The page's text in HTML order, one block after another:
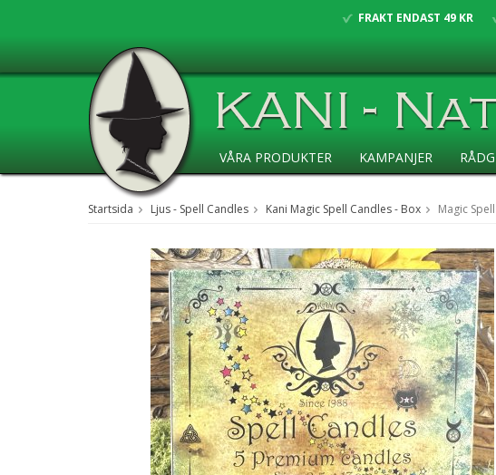
FRAKT ENDAST 49 KR
VÅRA PRODUKTER KAMPANJER
Startsida Ljus - Spell Candles Kani Magic Spell Candles - Box Magic